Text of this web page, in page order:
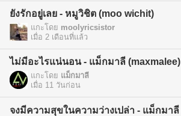
ยังรักอยู่เลย - หมูวิชิต (moo wichit)
แกะโดย moolyricsistor
เมื่อ 2 เดือนที่แล้ว
ไม่มีอะไรแน่นอน - แม็กมาลี (maxmalee)
แกะโดย แม็กมาลี
เมื่อ 11 วันก่อน